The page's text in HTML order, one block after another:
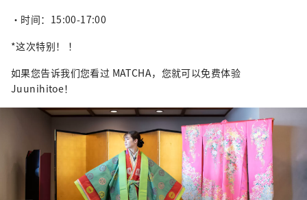
・时间：15:00-17:00
*这次特别！ ！
如果您告诉我们您看过 MATCHA，您就可以免费体验
Juunihitoe！